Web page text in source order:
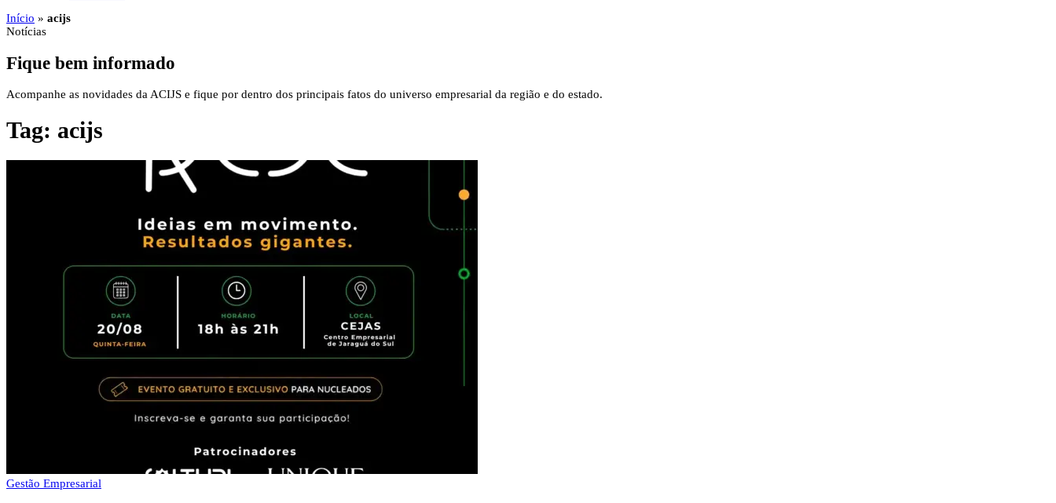
Início » acijs
Notícias
Fique bem informado
Acompanhe as novidades da ACIJS e fique por dentro dos principais fatos do universo empresarial da região e do estado.
Tag: acijs
Gestão Empresarial